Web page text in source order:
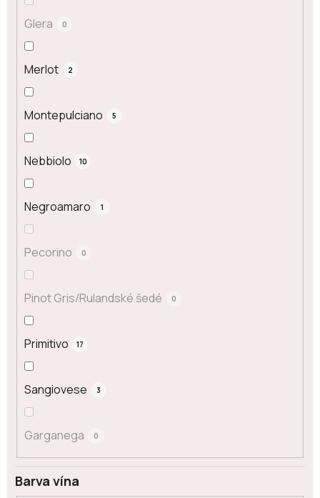
Glera 0
Merlot 2
Montepulciano 5
Nebbiolo 10
Negroamaro 1
Pecorino 0
Pinot Gris/Rulandské šedé 0
Primitivo 17
Sangiovese 3
Garganega 0
Barva vína